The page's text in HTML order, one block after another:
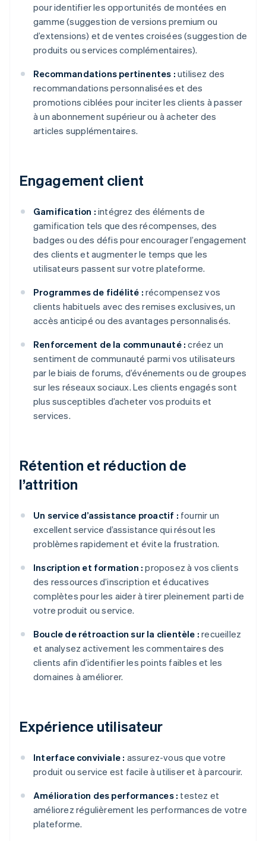
pour identifier les opportunités de montées en
gamme (suggestion de versions premium ou
d’extensions) et de ventes croisées (suggestion de
produits ou services complémentaires).
Recommandations pertinentes : utilisez des
recommandations personnalisées et des
promotions ciblées pour inciter les clients à passer
à un abonnement supérieur ou à acheter des
articles supplémentaires.
Engagement client
Gamification : intégrez des éléments de
gamification tels que des récompenses, des
badges ou des défis pour encourager l’engagement
des clients et augmenter le temps que les
utilisateurs passent sur votre plateforme.
Programmes de fidélité : récompensez vos
clients habituels avec des remises exclusives, un
accès anticipé ou des avantages personnalisés.
Renforcement de la communauté : créez un
sentiment de communauté parmi vos utilisateurs
par le biais de forums, d’événements ou de groupes
sur les réseaux sociaux. Les clients engagés sont
plus susceptibles d’acheter vos produits et
services.
Rétention et réduction de
l’attrition
Un service d’assistance proactif : fournir un
excellent service d’assistance qui résout les
problèmes rapidement et évite la frustration.
Inscription et formation : proposez à vos clients
des ressources d’inscription et éducatives
complètes pour les aider à tirer pleinement parti de
votre produit ou service.
Boucle de rétroaction sur la clientèle : recueillez
et analysez activement les commentaires des
clients afin d’identifier les points faibles et les
domaines à améliorer.
Expérience utilisateur
Interface conviviale : assurez-vous que votre
produit ou service est facile à utiliser et à parcourir.
Amélioration des performances : testez et
améliorez régulièrement les performances de votre
plateforme.